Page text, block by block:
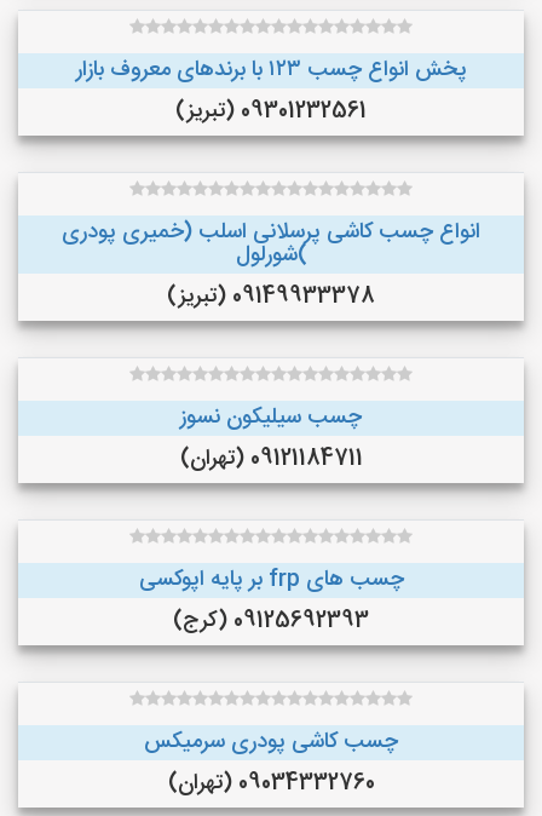
پخش انواع چسب ۱۲۳ با برندهای معروف بازار
09301232561 (تبریز)
انواع چسب کاشی پرسلانی اسلب (خمیری پودری
)شورلول
09149933378 (تبریز)
چسب سیلیکون نسوز
09121184711 (تهران)
چسب های frp بر پایه اپوکسی
09125692393 (کرج)
چسب کاشی پودری سرمیکس
09034332760 (تهران)